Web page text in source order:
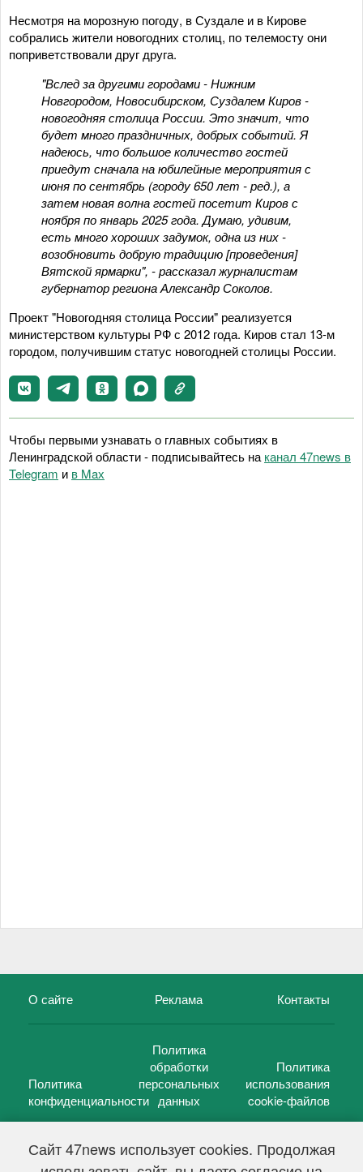
Сайт 47news использует cookies. Продолжая
Несмотря на морозную погоду, в Суздале и в Кирове
собрались жители новогодних столиц, по телемосту они
поприветствовали друг друга.
"Вслед за другими городами - Нижним
Новгородом, Новосибирском, Суздалем Киров -
новогодняя столица России. Это значит, что
будет много праздничных, добрых событий. Я
надеюсь, что большое количество гостей
приедут сначала на юбилейные мероприятия с
июня по сентябрь (городу 650 лет - ред.), а
затем новая волна гостей посетит Киров с
ноября по январь 2025 года. Думаю, удивим,
есть много хороших задумок, одна из них -
возобновить добрую традицию [проведения]
Вятской ярмарки", - рассказал журналистам
губернатор региона Александр Соколов.
Проект "Новогодняя столица России" реализуется
министерством культуры РФ с 2012 года. Киров стал 13-м
городом, получившим статус новогодней столицы России.
Чтобы первыми узнавать о главных событиях в
Ленинградской области - подписывайтесь на канал 47news в
Telegram и в Maх
О сайте Реклама Контакты
Политика
конфиденциальности
Политика
обработки
персональных
данных
Политика
использования
cookie-файлов